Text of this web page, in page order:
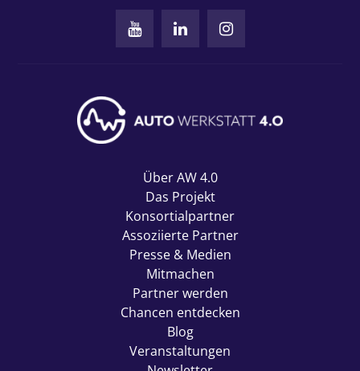
Über AW 4.0
Das Projekt
Konsortialpartner
Assoziierte Partner
Presse & Medien
Mitmachen
Partner werden
Chancen entdecken
Blog
Veranstaltungen